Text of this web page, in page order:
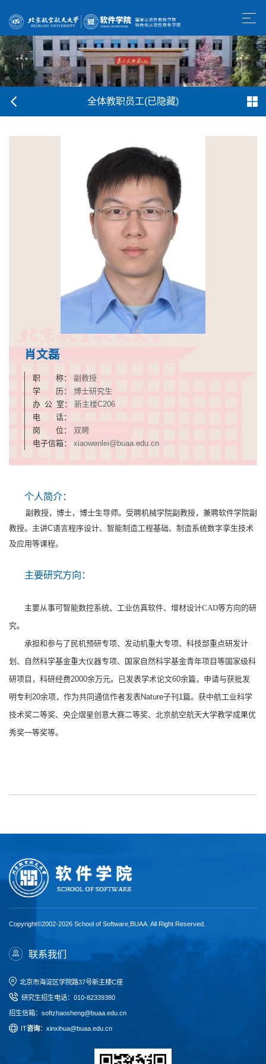
全体教职员工(已隐藏)
肖文磊
职 称： 副教授
学 历： 博士研究生
办 公 室： 新主楼C206
电 话：
岗 位： 双聘
电子信箱： xiaowenlei@buaa.edu.cn
个人简介：
副教授，博士，博士生导师。受聘机械学院副教授，兼聘软件学院副
教授。主讲C语言程序设计、智能制造工程基础、制造系统数字孪生技术
及应用等课程。
主要研究方向：
主要从事可智能数控系统、工业仿真软件、增材设计CAD等方向的研
究。
承担和参与了民机预研专项、发动机重大专项、科技部重点研发计
划、自然科学基金重大仪器专项、国家自然科学基金青年项目等国家级科
研项目，科研经费2000余万元。已发表学术论文60余篇，申请与获批发
明专利 20余项，作为共同通信作者发表Nature子刊 1篇。获中航工业科学
技术奖二等奖、央企熠星创意大赛二等奖、北京航空航天大学教学成果优
秀奖一等奖等。
Copyright©2002-2026 School of Software,BUAA. All Right Reserved.
联系我们
北京市海淀区学院路37号新主楼C座
研究生招生电话： 010-82339380
招生信箱：softzhaosheng@buaa.edu.cn
IT咨询：xinxihua@buaa.edu.cn